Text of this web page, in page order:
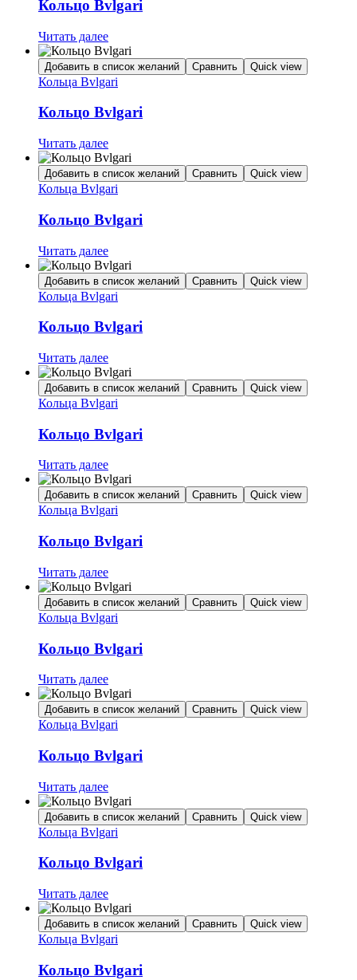
Кольцо Bvlgari
Читать далее
Добавить в список желаний Сравнить Quick view
Кольца Bvlgari
Кольцо Bvlgari
Читать далее
Добавить в список желаний Сравнить Quick view
Кольца Bvlgari
Кольцо Bvlgari
Читать далее
Добавить в список желаний Сравнить Quick view
Кольца Bvlgari
Кольцо Bvlgari
Читать далее
Добавить в список желаний Сравнить Quick view
Кольца Bvlgari
Кольцо Bvlgari
Читать далее
Добавить в список желаний Сравнить Quick view
Кольца Bvlgari
Кольцо Bvlgari
Читать далее
Добавить в список желаний Сравнить Quick view
Кольца Bvlgari
Кольцо Bvlgari
Читать далее
Добавить в список желаний Сравнить Quick view
Кольца Bvlgari
Кольцо Bvlgari
Читать далее
Добавить в список желаний Сравнить Quick view
Кольца Bvlgari
Кольцо Bvlgari
Читать далее
Добавить в список желаний Сравнить Quick view
Кольца Bvlgari
Кольцо Bvlgari